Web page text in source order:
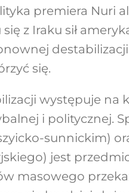
premiera Nuri
z Iraku sił
się.
występuje na
i politycznej.
sunnickim)
jest
masowego